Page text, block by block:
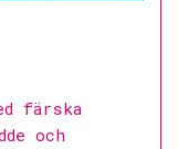
färska
och